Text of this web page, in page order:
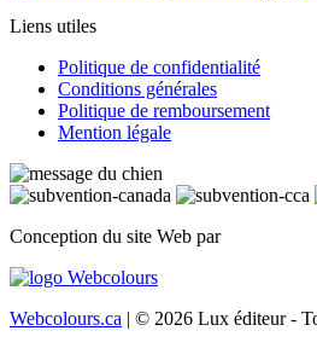
Liens utiles
Politique de confidentialité
Conditions générales
Politique de remboursement
Mention légale
Conception du site Web par
Webcolours.ca | © 2026 Lux éditeur -